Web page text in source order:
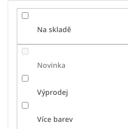
Na skladě
Novinka
Výprodej
Více barev